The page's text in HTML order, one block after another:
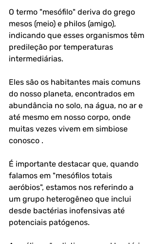
O termo "mesófilo" deriva do grego
mesos (meio) e philos (amigo),
indicando que esses organismos têm
predileção por temperaturas
intermediárias.
Eles são os habitantes mais comuns
do nosso planeta, encontrados em
abundância no solo, na água, no ar e
até mesmo em nosso corpo, onde
muitas vezes vivem em simbiose
conosco .
É importante destacar que, quando
falamos em "mesófilos totais
aeróbios", estamos nos referindo a
um grupo heterogêneo que inclui
desde bactérias inofensivas até
potenciais patógenos.